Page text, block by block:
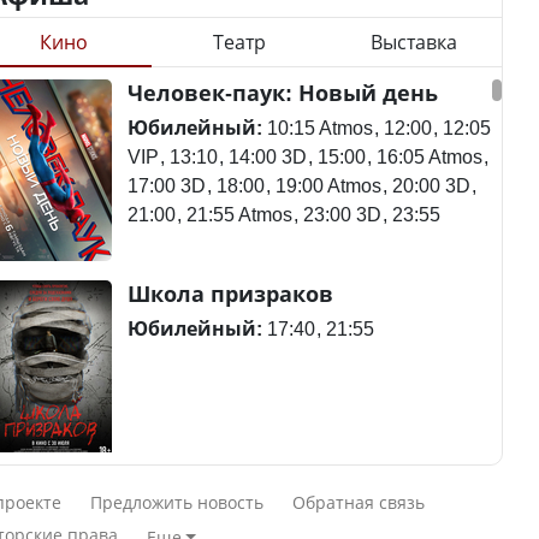
ли представлены
регионов в
төменгі жалақы,
экология: жеті
сайлаушылармен
талқылап жатыр?
зарплата,
говорят с
Станет ли
метапневмовирус
эпидемией, рассказали в
ВОЗ
потерпел крушение в
Южной Корее, погибли
120 человек
Актау: Путин принес
Кино Театр Выставка
Человек-паук: Новый день
Юбилейный: 10:15 Atmos 12:00 12:05
VIP 13:10 14:00 3D 15:00 16:05 Atmos
17:00 3D 18:00 19:00 Atmos 20:00 3D
21:00 21:55 Atmos 23:00 3D 23:55
Школа призраков
Юбилейный: 17:40 21:55
Смешарики сквозь вселенные
Юбилейный:
Предложить новость
Обратная связь